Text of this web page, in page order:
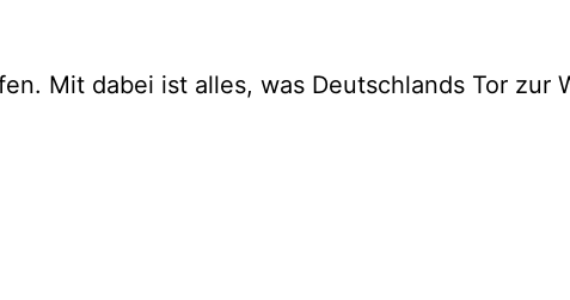
Mit dabei ist alles, was Deutschlands Tor zur